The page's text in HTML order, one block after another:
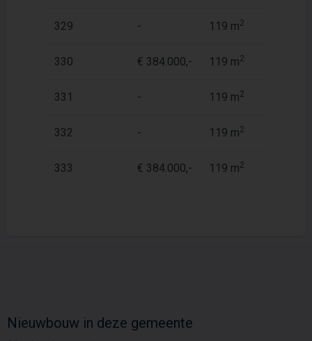
329 - 119 m2
330 € 384.000,- 119 m2
331 - 119 m2
332 - 119 m2
333 € 384.000,- 119 m2
Nieuwbouw in deze gemeente